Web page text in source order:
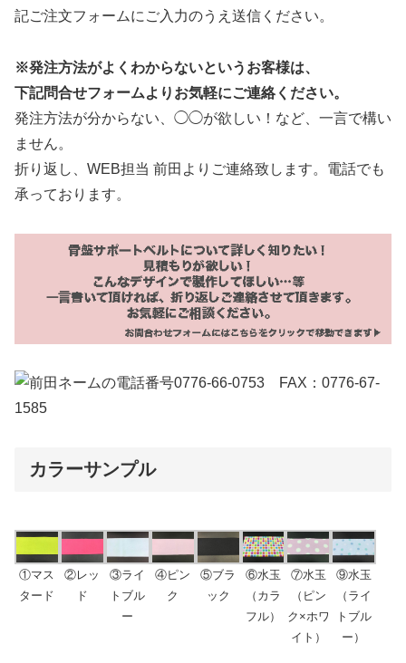
記ご注文フォームにご入力のうえ送信ください。
※発注方法がよくわからないというお客様は、
下記問合せフォームよりお気軽にご連絡ください。
発注方法が分からない、◯◯が欲しい！など、一言で構い
ません。
折り返し、WEB担当 前田よりご連絡致します。電話でも
承っております。
カラーサンプル
①マス
タード
②レッ
ド
③ライ
トブル
ー
④ピン
ク
⑤ブラ
ック
⑥水玉
（カラ
フル）
⑦水玉
（ピン
ク×ホワ
イト）
⑨水玉
（ライ
トブル
ー）